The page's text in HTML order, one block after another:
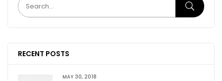
RECENT POSTS
MAY 30, 2018